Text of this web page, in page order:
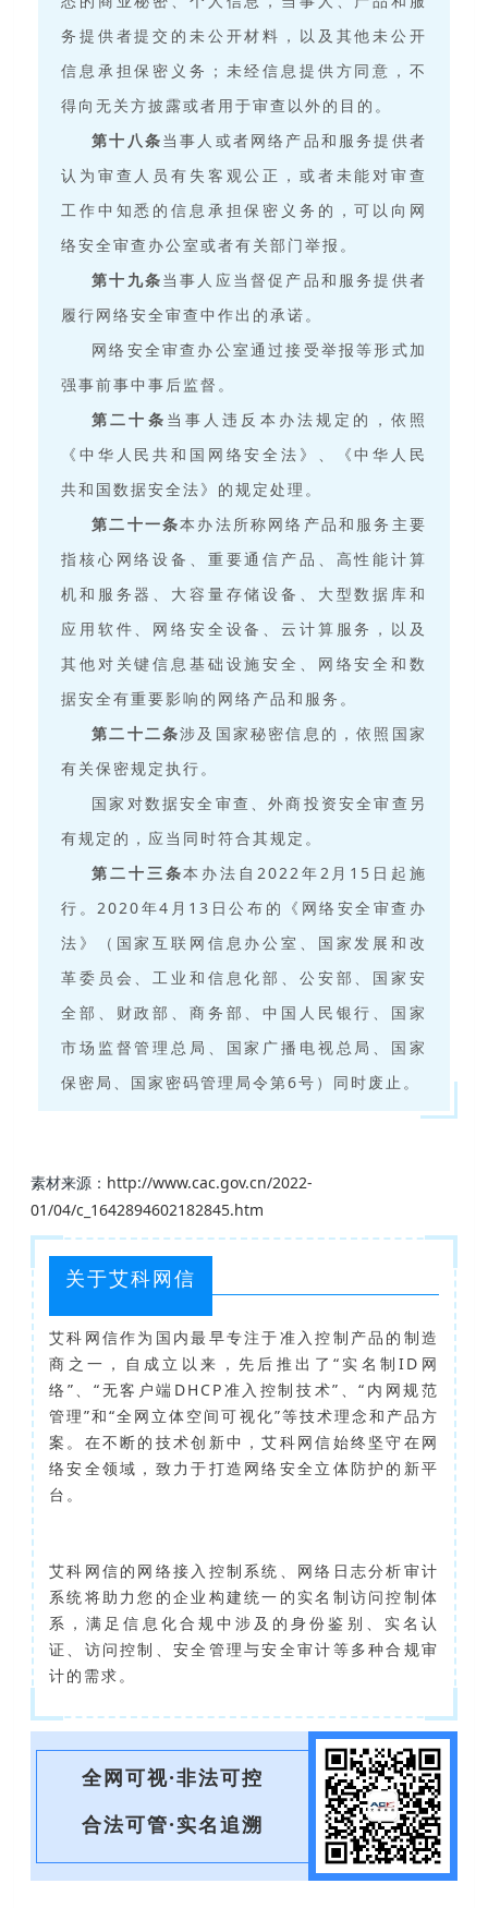
务提供者提交的未公开材料，以及其他未公开
信息承担保密义务；未经信息提供方同意，不
得向无关方披露或者用于审查以外的目的。
第十八条当事人或者网络产品和服务提供者
认为审查人员有失客观公正，或者未能对审查
工作中知悉的信息承担保密义务的，可以向网
络安全审查办公室或者有关部门举报。
第十九条当事人应当督促产品和服务提供者
履行网络安全审查中作出的承诺。
网络安全审查办公室通过接受举报等形式加
强事前事中事后监督。
第二十条 当事人违反本办法规定的，依照
《中华人民共和国网络安全法》、《中华人民
共和国数据安全法》的规定处理。
第二十一条本办法所称网络产品和服务主要
指核心网络设备、重要通信产品、高性能计算
机和服务器、大容量存储设备、大型数据库和
应用软件、网络安全设备、云计算服务，以及
其他对关键信息基础设施安全、网络安全和数
据安全有重要影响的网络产品和服务。
第二十二条涉及国家秘密信息的，依照国家
有关保密规定执行。
国家对数据安全审查、外商投资安全审查另
有规定的，应当同时符合其规定。
第二十三条本办法自2022年2月15日起施
行。2020年4月13日公布的《网络安全审查办
法》（国家互联网信息办公室、国家发展和改
革委员会、工业和信息化部、公安部、国家安
全部、财政部、商务部、中国人民银行、国家
市场监督管理总局、国家广播电视总局、国家
保密局、国家密码管理局令第6号）同时废止。
素材来源： http://www.cac.gov.cn/2022-
01/04/c_1642894602182845.htm
关于艾科网信
艾科网信作为国内最早专注于准入控制产品的制造
商之一，自成立以来，先后推出了“实名制ID网
络”、“无客户端DHCP准入控制技术”、“内网规范
管理”和“全网立体空间可视化”等技术理念和产品方
案。在不断的技术创新中，艾科网信始终坚守在网
络安全领域，致力于打造网络安全立体防护的新平
台。
艾科网信的网络接入控制系统、网络日志分析审计
系统将助力您的企业构建统一的实名制访问控制体
系，满足信息化合规中涉及的身份鉴别、实名认
证、访问控制、安全管理与安全审计等多种合规审
计的需求。
全网可视·非法可控
合法可管·实名追溯